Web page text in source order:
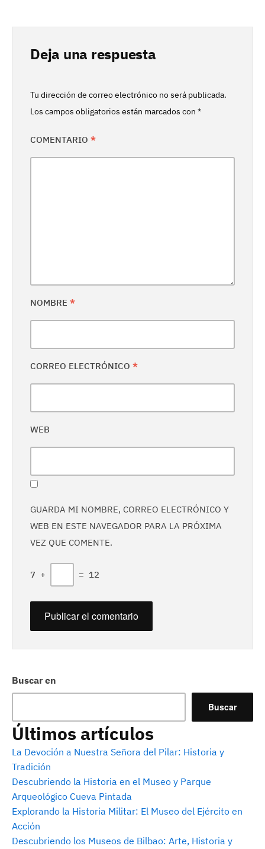
Buscar en
Buscar
Últimos artículos
La Devoción a Nuestra Señora del Pilar: Historia y
Tradición
Descubriendo la Historia en el Museo y Parque
Arqueológico Cueva Pintada
Explorando la Historia Militar: El Museo del Ejército en
Acción
Descubriendo los Museos de Bilbao: Arte, Historia y
Deja una respuesta
Tu dirección de correo electrónico no será publicada.
Los campos obligatorios están marcados con *
COMENTARIO *
NOMBRE *
CORREO ELECTRÓNICO *
WEB
GUARDA MI NOMBRE, CORREO ELECTRÓNICO Y
WEB EN ESTE NAVEGADOR PARA LA PRÓXIMA
VEZ QUE COMENTE.
7 + = 12